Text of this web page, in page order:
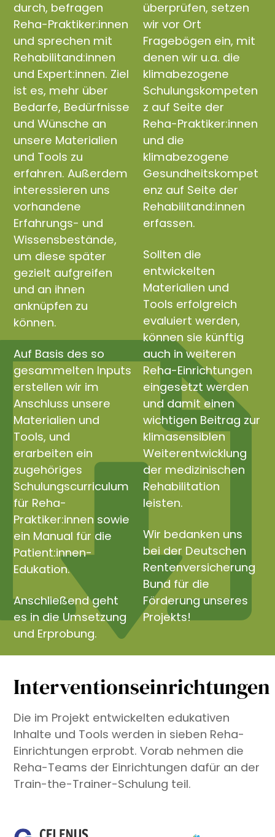
durch, befragen
Reha-Praktiker:innen
und sprechen mit
Rehabilitand:innen
und Expert:innen. Ziel
ist es, mehr über
Bedarfe, Bedürfnisse
und Wünsche an
unsere Materialien
und Tools zu
erfahren. Außerdem
interessieren uns
vorhandene
Erfahrungs- und
Wissensbestände,
um diese später
gezielt aufgreifen
und an ihnen
anknüpfen zu
können.
Auf Basis des so
gesammelten Inputs
erstellen wir im
Anschluss unsere
Materialien und
Tools, und
erarbeiten ein
zugehöriges
Schulungscurriculum
für Reha-
Praktiker:innen sowie
ein Manual für die
Patient:innen-
Edukation.
Anschließend geht
es in die Umsetzung
und Erprobung.
überprüfen, setzen
wir vor Ort
Fragebögen ein, mit
denen wir u.a. die
klimabezogene
Schulungskompeten
z auf Seite der
Reha-Praktiker:innen
und die
klimabezogene
Gesundheitskompet
enz auf Seite der
Rehabilitand:innen
erfassen.
Sollten die
entwickelten
Materialien und
Tools erfolgreich
evaluiert werden,
können sie künftig
auch in weiteren
Reha-Einrichtungen
eingesetzt werden
und damit einen
wichtigen Beitrag zur
klimasensiblen
Weiterentwicklung
der medizinischen
Rehabilitation
leisten.
Wir bedanken uns
bei der Deutschen
Rentenversicherung
Bund für die
Förderung unseres
Projekts!
Interventionseinrichtungen
Die im Projekt entwickelten edukativen
Inhalte und Tools werden in sieben Reha-
Einrichtungen erprobt. Vorab nehmen die
Reha-Teams der Einrichtungen dafür an der
Train-the-Trainer-Schulung teil.